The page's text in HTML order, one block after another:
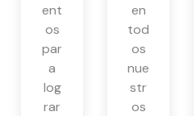
ent
os
par
a
log
rar
en
tod
os
nue
str
os